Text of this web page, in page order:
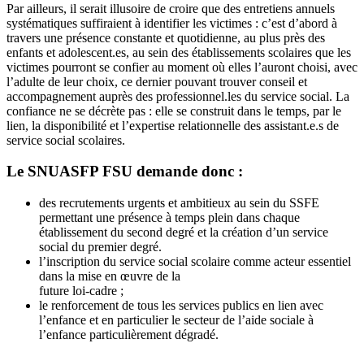
Par ailleurs, il serait illusoire de croire que des entretiens annuels
systématiques suffiraient à identifier les victimes : c’est d’abord à
travers une présence constante et quotidienne, au plus près des
enfants et adolescent.es, au sein des établissements scolaires que les
victimes pourront se confier au moment où elles l’auront choisi, avec
l’adulte de leur choix, ce dernier pouvant trouver conseil et
accompagnement auprès des professionnel.les du service social. La
confiance ne se décrète pas : elle se construit dans le temps, par le
lien, la disponibilité et l’expertise relationnelle des assistant.e.s de
service social scolaires.
Le SNUASFP FSU demande donc :
des recrutements urgents et ambitieux au sein du SSFE
permettant une présence à temps plein dans chaque
établissement du second degré et la création d’un service
social du premier degré.
l’inscription du service social scolaire comme acteur essentiel
dans la mise en œuvre de la
future loi-cadre ;
le renforcement de tous les services publics en lien avec
l’enfance et en particulier le secteur de l’aide sociale à
l’enfance particulièrement dégradé.